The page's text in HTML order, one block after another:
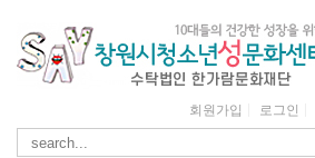
회원가입 로그인